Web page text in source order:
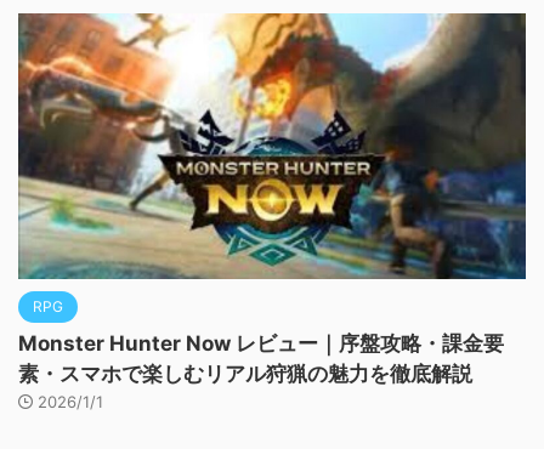
RPG
Monster Hunter Now レビュー｜序盤攻略・課金要
素・スマホで楽しむリアル狩猟の魅力を徹底解説
2026/1/1